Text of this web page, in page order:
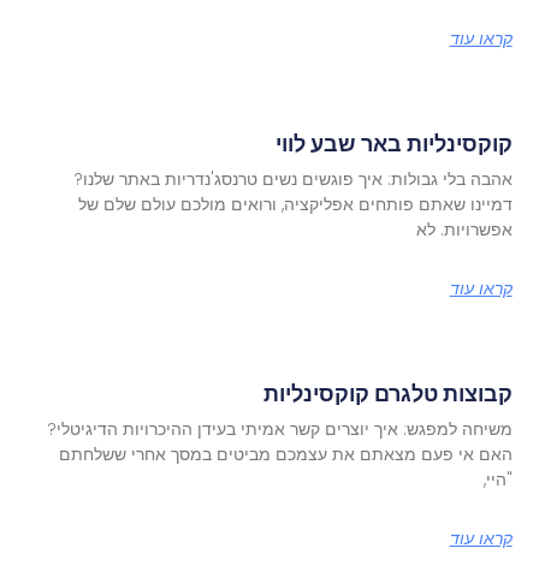
קראו עוד
קוקסינליות באר שבע לווי
אהבה בלי גבולות: איך פוגשים נשים טרנסג'נדריות באתר שלנו?
דמיינו שאתם פותחים אפליקציה, ורואים מולכם עולם שלם של
אפשרויות. לא
קראו עוד
קבוצות טלגרם קוקסינליות
משיחה למפגש: איך יוצרים קשר אמיתי בעידן ההיכרויות הדיגיטלי?
האם אי פעם מצאתם את עצמכם מביטים במסך אחרי ששלחתם
"היי,
קראו עוד